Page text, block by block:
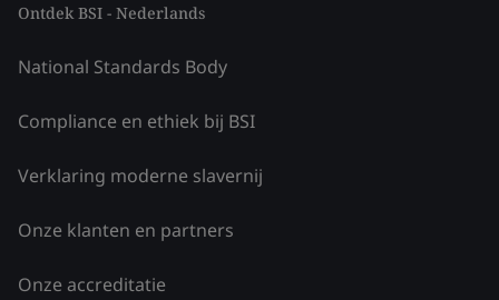
Ontdek BSI - Nederlands
National Standards Body
Compliance en ethiek bij BSI
Verklaring moderne slavernij
Onze klanten en partners
Onze accreditatie